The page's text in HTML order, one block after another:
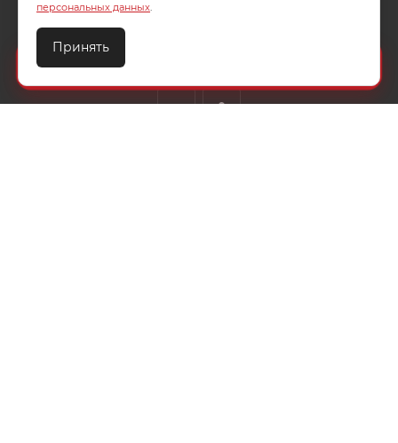
УСЛОВИЯ ОПЛАТЫ
ТЕХПОДДЕРЖКА
персональных данных.
Принять